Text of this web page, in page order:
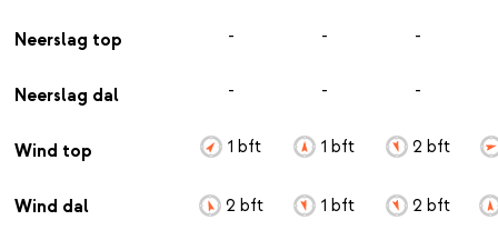
Neerslag top
Neerslag dal
Wind top
Wind dal
-
-
1 bft
2 bft
-
-
1 bft
1 bft
-
-
2 bft
2 bft